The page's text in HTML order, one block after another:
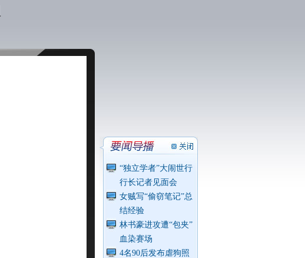
“独立学者”大闹世行
行长记者见面会
女贼写“偷窃笔记”总
结经验
林书豪进攻遭“包夹”
血染赛场
4名90后发布虐狗照